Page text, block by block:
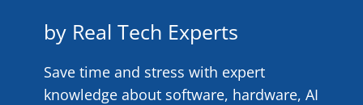
by Real Tech Experts
Save time and stress with expert
knowledge about software, hardware, AI